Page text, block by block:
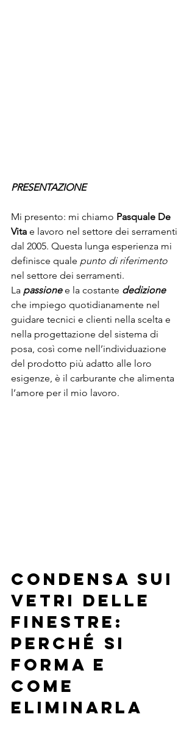
PRESENTAZIONE
Mi presento: mi chiamo Pasquale De
Vita e lavoro nel settore dei serramenti
dal 2005. Questa lunga esperienza mi
definisce quale punto di riferimento
nel settore dei serramenti.
La passione e la costante dedizione
che impiego quotidianamente nel
guidare tecnici e clienti nella scelta e
nella progettazione del sistema di
posa, così come nell’individuazione
del prodotto più adatto alle loro
esigenze, è il carburante che alimenta
l’amore per il mio lavoro.
Condensa sui
Vetri delle
Finestre:
Perché si
Forma e
Come
Eliminarla